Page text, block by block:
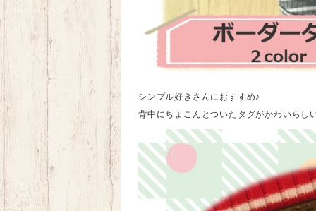
シンプル好きさんにおすすめ♪
背中にちょこんとついたタグがかわいらし